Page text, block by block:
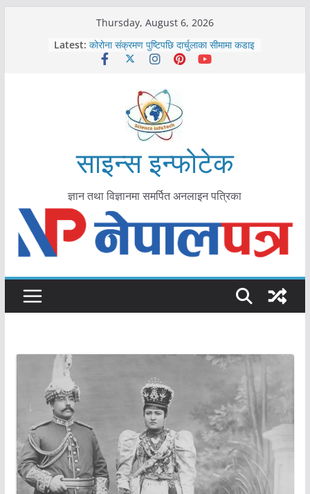
Thursday, August 6, 2026
Latest:
काभ्रेपलाञ्चोकमा आयुर्वेद स्वास्थ्योपचारतर्फ
आकर्षण बढ्दै
कोरोना संक्रमण पुष्टिपछि दार्चुलाका सीमामा कडाइ
मकवानपुरमा खोरेत रोग विरुद्धको खोप लगाउन
आयुर्वेद चिकित्सा प्रणालीको भूमिका महत्वपूर्ण छ :
मुख्यमन्त्री शाह
साइन्स इन्फोटेक
ज्ञान तथा विज्ञानमा समर्पित अनलाइन पत्रिका